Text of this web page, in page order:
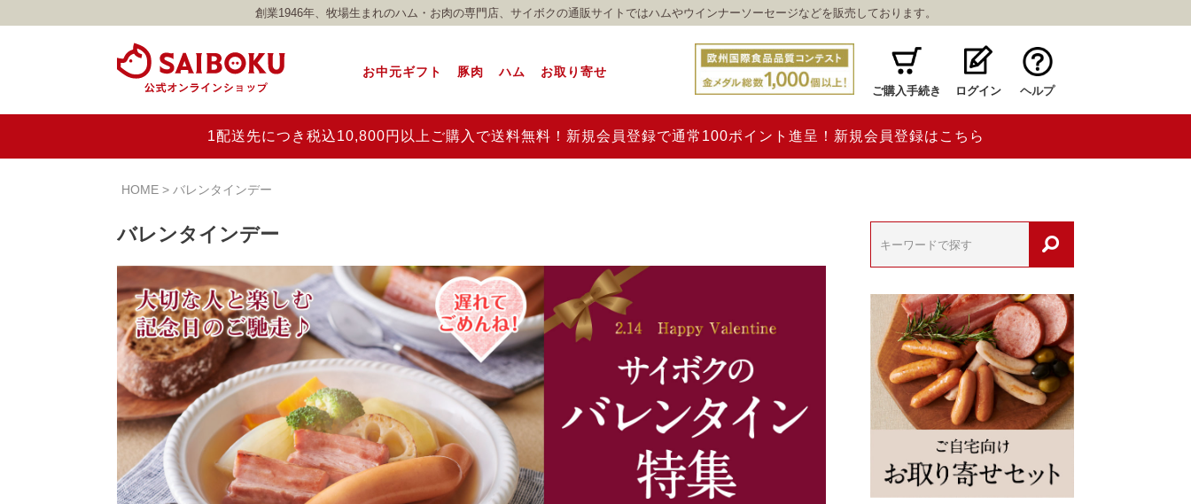
創業1946年、牧場生まれのハム・お肉の専門店、サイボクの通販サイトではハムやウインナーソーセージなどを販売しております。
お中元ギフト 豚肉 ハム お取り寄せ
ご購入手続き ログイン ヘルプ
1配送先につき税込10,800円以上ご購入で送料無料！新規会員登録で通常100ポイント進呈！新規会員登録はこちら
HOME バレンタインデー
バレンタインデー